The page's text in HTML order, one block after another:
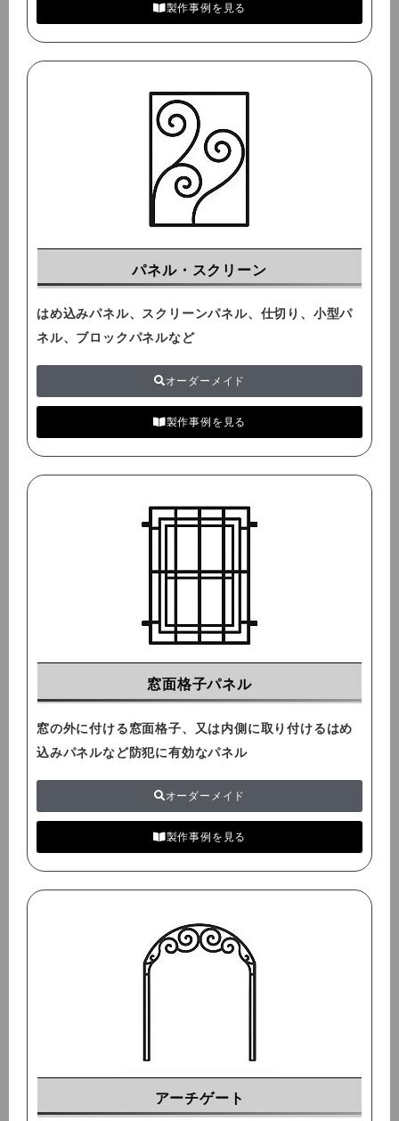
製作事例を見る
パネル・スクリーン
はめ込みパネル、スクリーンパネル、仕切り、小型パ
ネル、ブロックパネルなど
オーダーメイド
製作事例を見る
窓面格子パネル
窓の外に付ける窓面格子、又は内側に取り付けるはめ
込みパネルなど防犯に有効なパネル
オーダーメイド
製作事例を見る
アーチゲート